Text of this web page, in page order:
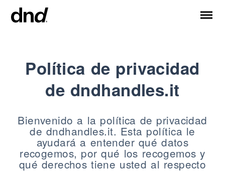
EN ES FR DE
PRODUCTOS
Manijas para puertas
Manijas para ventanas
Tiradores para puertas y portones
Manija personalizadas
Política de privacidad
de dndhandles.it
Bienvenido a la política de privacidad
de dndhandles.it. Esta política le
ayudará a entender qué datos
recogemos, por qué los recogemos y
qué derechos tiene usted al respecto